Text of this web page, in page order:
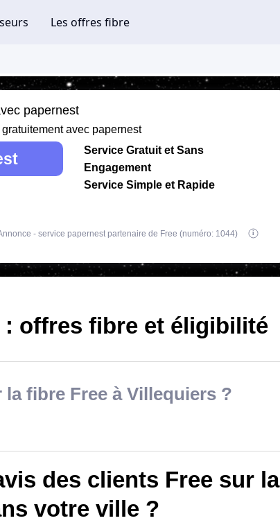
papernest
avec papernest
Service Gratuit et Sans
Engagement
Service Simple et Rapide
- service papernest partenaire de Free (numéro: 1044)
: offres fibre et éligibilité
fibre Free à Villequiers ?
des clients Free sur la
votre ville ?